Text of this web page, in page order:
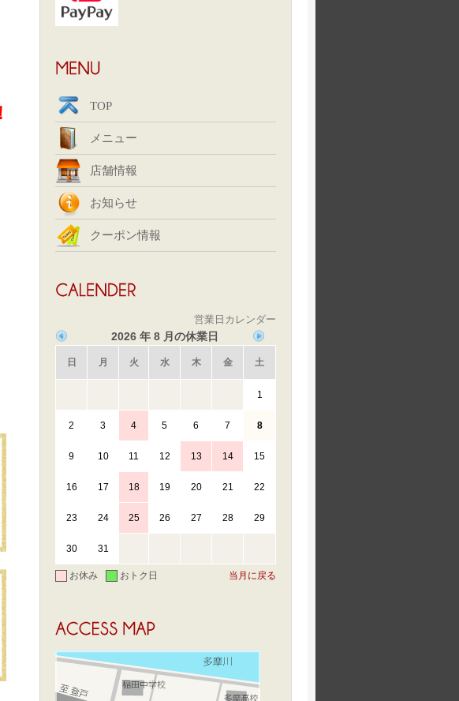
TOP
メニュー
店舗情報
お知らせ
クーポン情報
営業日カレンダー
2026 年 8 月の休業日
日 月 火 水 木 金 土
1
2 3 4 5 6 7 8
9 10 11 12 13 14 15
16 17 18 19 20 21 22
23 24 25 26 27 28 29
30 31
お休み おトク日 当月に戻る